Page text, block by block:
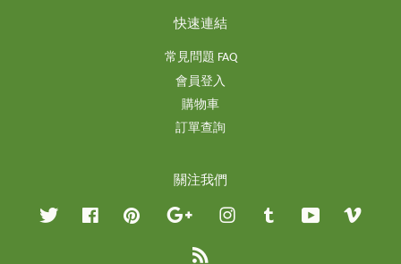
快速連結
常見問題 FAQ
會員登入
購物車
訂單查詢
關注我們
Twitter Facebook Pinterest Google InstagramTumblr YouTube